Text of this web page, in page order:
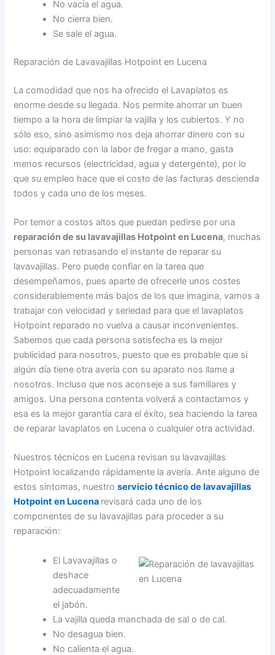
No vacía el agua.
No cierra bien.
Se sale el agua.
Reparación de Lavavajillas Hotpoint en Lucena
La comodidad que nos ha ofrecido el Lavaplatos es
enorme desde su llegada. Nos permite ahorrar un buen
tiempo a la hora de limpiar la vajilla y los cubiertos. Y no
sólo eso, sino asimismo nos deja ahorrar dinero con su
uso: equiparado con la labor de fregar a mano, gasta
menos recursos (electricidad, agua y detergente), por lo
que su empleo hace que el costo de las facturas descienda
todos y cada uno de los meses.
Por temor a costos altos que puedan pedirse por una
reparación de su lavavajillas Hotpoint en Lucena, muchas
personas van retrasando el instante de reparar su
lavavajillas. Pero puede confiar en la tarea que
desempeñamos, pues aparte de ofrecerle unos costes
considerablemente más bajos de los que imagina, vamos a
trabajar con velocidad y seriedad para que el lavaplatos
Hotpoint reparado no vuelva a causar inconvenientes.
Sabemos que cada persona satisfecha es la mejor
publicidad para nosotros, puesto que es probable que si
algún día tiene otra avería con su aparato nos llame a
nosotros. Incluso que nos aconseje a sus familiares y
amigos. Una persona contenta volverá a contactarnos y
esa es la mejor garantía cara el éxito, sea haciendo la tarea
de reparar lavaplatos en Lucena o cualquier otra actividad.
Nuestros técnicos en Lucena revisan su lavavajillas
Hotpoint localizando rápidamente la avería. Ante alguno de
estos síntomas, nuestroservicio técnico de lavavajillas
Hotpoint en Lucena revisará cada uno de los
componentes de su lavavajillas para proceder a su
reparación:
El Lavavajillas o
deshace
adecuadamente
el jabón.
La vajilla queda manchada de sal o de cal.
No desagua bien.
No calienta el agua.